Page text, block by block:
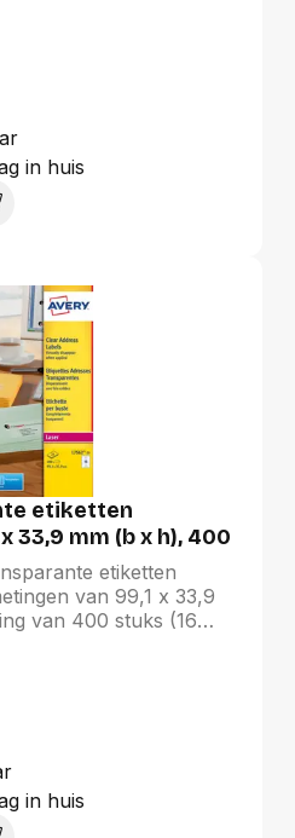
Met een formaat
dankzij de
per vel en is FSC-
aan een
moeiteloos met de
Print software.
in huis
etiketten
33,9 mm (b x h), 400
etiketten
van 99,1 x 33,9
van 400 stuks (16
wat zorgt voor
technologie zijn ze
en eenvoudig te
Avery Design &
etiketten ideaal voor
in huis